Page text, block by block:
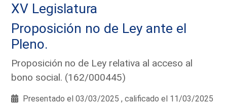
XV Legislatura
Proposición no de Ley ante el
Pleno.
Proposición no de Ley relativa al acceso al
bono social. (162/000445)
Presentado el 03/03/2025 , calificado el 11/03/2025